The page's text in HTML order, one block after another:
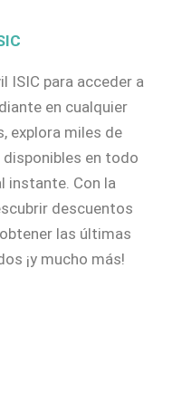
ISIC para acceder a
en cualquier
explora miles de
en todo
instante. Con la
descuentos
las últimas
¡y mucho más!